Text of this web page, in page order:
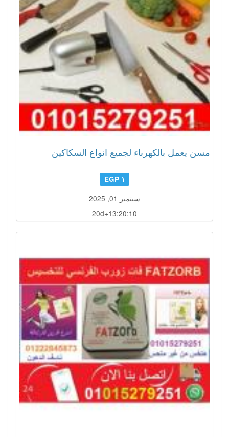
مسن يعمل بالكهرباء لجميع انواع السكاكين
١ EGP
سبتمبر 01, 2025
20d+13:20:07